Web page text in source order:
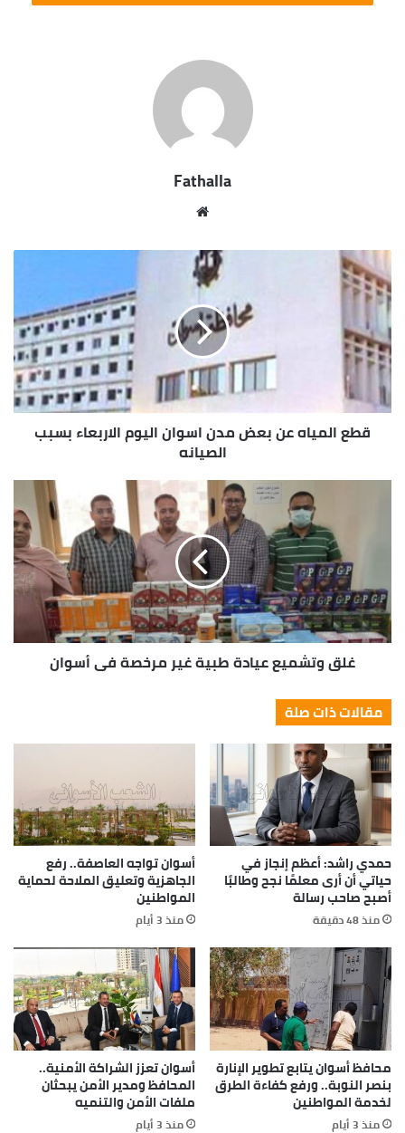
Fathalla
قطع المياه عن بعض مدن اسوان اليوم الاربعاء بسبب
الصيانه
غلق وتشميع عيادة طبية غير مرخصة في أسوان
مقالات ذات صلة
حمدي راشد: أعظم إنجاز في
حياتي أن أرى معلمًا نجح وطالبًا
أصبح صاحب رسالة
منذ 48 دقيقة
أسوان تواجه العاصفة.. رفع
الجاهزية وتعليق الملاحة لحماية
المواطنين
منذ 3 أيام
محافظ أسوان يتابع تطوير الإنارة
بنصر النوبة.. ورفع كفاءة الطرق
لخدمة المواطنين
منذ 3 أيام
أسوان تعزز الشراكة الأمنية..
المحافظ ومدير الأمن يبحثان
ملفات الأمن والتنميه
منذ 3 أيام